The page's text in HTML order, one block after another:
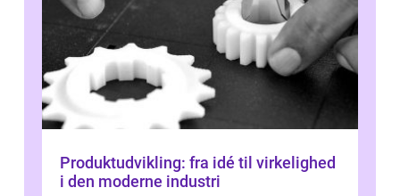
Produktudvikling: fra idé til virkelighed
i den moderne industri